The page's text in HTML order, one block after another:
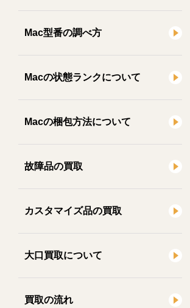
Mac型番の調べ方
Macの状態ランクについて
Macの梱包方法について
故障品の買取
カスタマイズ品の買取
大口買取について
買取の流れ